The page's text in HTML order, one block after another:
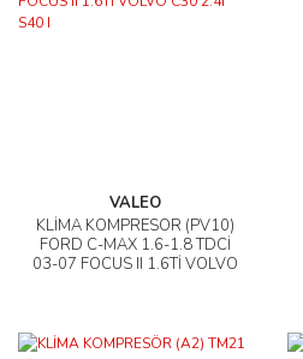
VALEO
KLİMA KOMPRESÖR (PV10)
FORD C-MAX 1.6-1.8 TDCİ
03-07 FOCUS II 1.6Tİ VOLVO